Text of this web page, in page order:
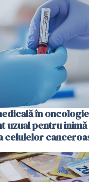
în oncologie:
uzual pentru
celulelor